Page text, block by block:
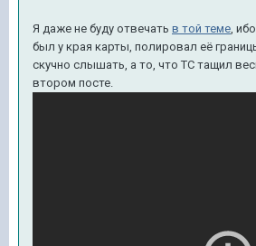
Я даже не буду отвечать в той теме,
был у края карты, полировал её
скучно слышать, а то, что ТС тащил
втором посте.